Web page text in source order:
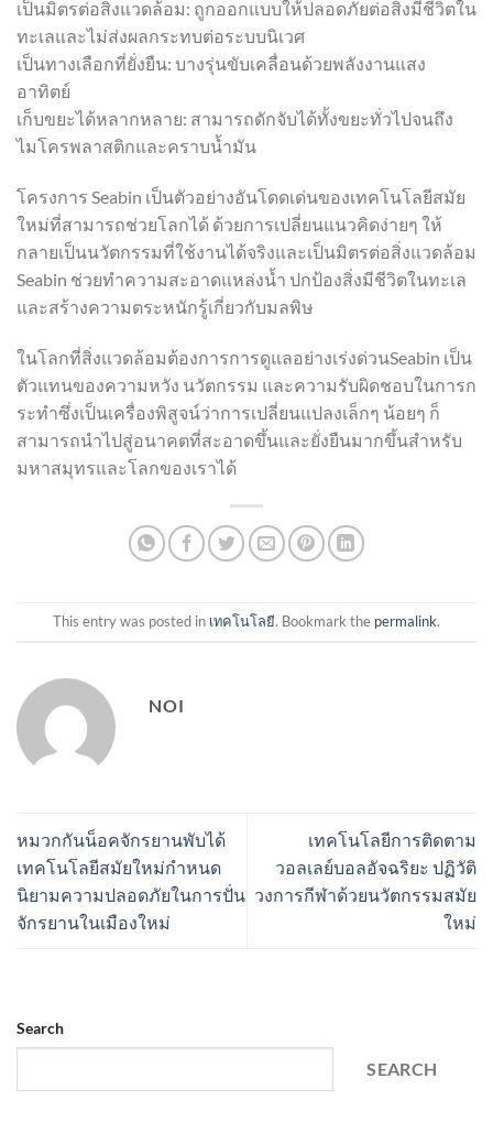
เป็นมิตรต่อสิ่งแวดล้อม: ถูกออกแบบให้ปลอดภัยต่อสิ่งมีชีวิตใน
ทะเลและไม่ส่งผลกระทบต่อระบบนิเวศ
เป็นทางเลือกที่ยั่งยืน: บางรุ่นขับเคลื่อนด้วยพลังงานแสง
อาทิตย์
เก็บขยะได้หลากหลาย: สามารถดักจับได้ทั้งขยะทั่วไปจนถึง
ไมโครพลาสติกและคราบน้ำมัน
โครงการ Seabin เป็นตัวอย่างอันโดดเด่นของเทคโนโลยีสมัย
ใหม่ที่สามารถช่วยโลกได้ ด้วยการเปลี่ยนแนวคิดง่ายๆ ให้
กลายเป็นนวัตกรรมที่ใช้งานได้จริงและเป็นมิตรต่อสิ่งแวดล้อม
Seabin ช่วยทำความสะอาดแหล่งน้ำ ปกป้องสิ่งมีชีวิตในทะเล
และสร้างความตระหนักรู้เกี่ยวกับมลพิษ
ในโลกที่สิ่งแวดล้อมต้องการการดูแลอย่างเร่งด่วนSeabin เป็น
ตัวแทนของความหวัง นวัตกรรม และความรับผิดชอบในการก
ระทำซึ่งเป็นเครื่องพิสูจน์ว่าการเปลี่ยนแปลงเล็กๆ น้อยๆ ก็
สามารถนำไปสู่อนาคตที่สะอาดขึ้นและยั่งยืนมากขึ้นสำหรับ
มหาสมุทรและโลกของเราได้
This entry was posted in เทคโนโลยี. Bookmark the permalink.
NOI
หมวกกันน็อคจักรยานพับได้
เทคโนโลยีสมัยใหม่กำหนด
นิยามความปลอดภัยในการปั่น
จักรยานในเมืองใหม่
เทคโนโลยีการติดตาม
วอลเลย์บอลอัจฉริยะ ปฏิวัติ
วงการกีฬาด้วยนวัตกรรมสมัย
ใหม่
Search
SEARCH